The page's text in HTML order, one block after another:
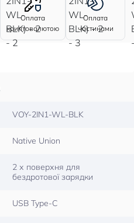
Оплата
криптовалютою
Оплата
частинами
VOY-2IN1-WL-BLK
Native Union
2 х поверхня для
бездротової зарядки
USB Type-C